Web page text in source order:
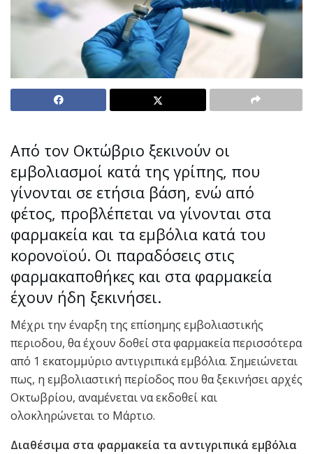
Από τον Οκτώβριο ξεκινούν οι
εμβολιασμοί κατά της γρίπης, που
γίνονται σε ετήσια βάση, ενώ από
φέτος, προβλέπεται να γίνονται στα
φαρμακεία και τα εμβόλια κατά του
κορονοϊού. Οι παραδόσεις στις
φαρμακαποθήκες και στα φαρμακεία
έχουν ήδη ξεκινήσει.
Μέχρι την έναρξη της επίσημης εμβολιαστικής
περιοδου, θα έχουν δοθεί στα φαρμακεία περισσότερα
από 1 εκατομμύριο αντιγριπικά εμβόλια. Σημειώνεται
πως, η εμβολιαστική περίοδος που θα ξεκινήσει αρχές
Οκτωβρίου, αναμένεται να εκδοθεί και
ολοκληρώνεται το Μάρτιο.
Διαθέσιμα στα φαρμακεία τα αντιγριπικά εμβόλια